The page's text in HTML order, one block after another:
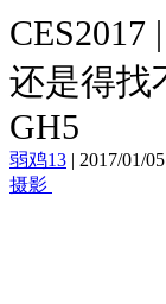
CES2017
还是得找
GH5
弱鸡13 | 2017/01/
摄影